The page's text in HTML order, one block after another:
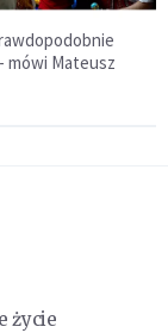
mówi Mateusz
życie